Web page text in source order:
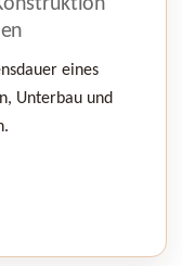
eines
Unterbau und